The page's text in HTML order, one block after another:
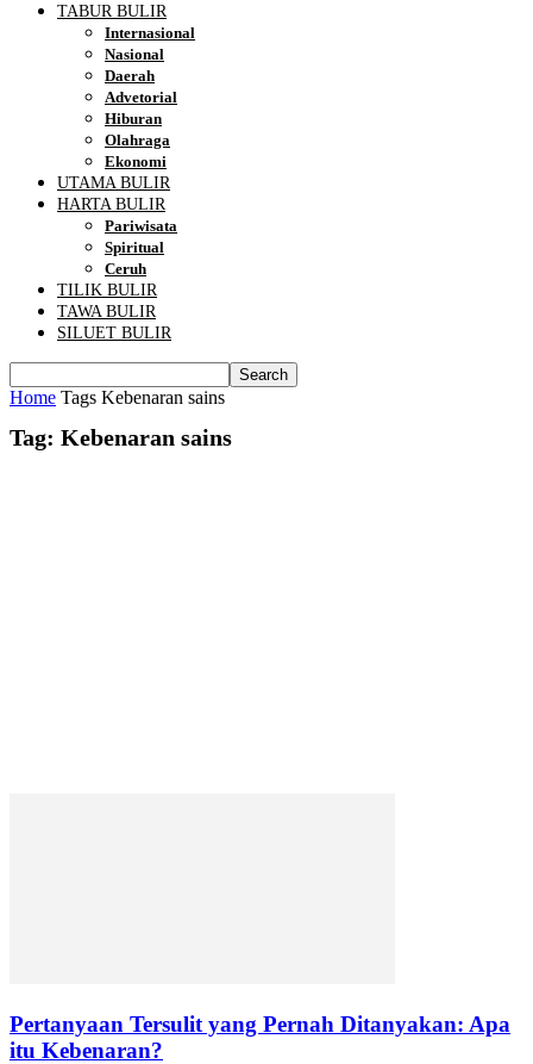
TABUR BULIR
Internasional
Nasional
Daerah
Advetorial
Hiburan
Olahraga
Ekonomi
UTAMA BULIR
HARTA BULIR
Pariwisata
Spiritual
Ceruh
TILIK BULIR
TAWA BULIR
SILUET BULIR
Home Tags Kebenaran sains
Tag: Kebenaran sains
Pertanyaan Tersulit yang Pernah Ditanyakan: Apa
itu Kebenaran?